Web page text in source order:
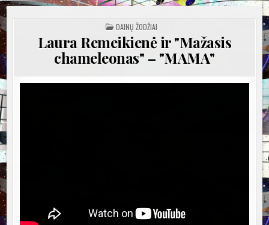
POSTED
IN
DAINŲ ŽODŽIAI
Laura Remeikienė ir "Mažasis
chameleonas" – "MAMA"